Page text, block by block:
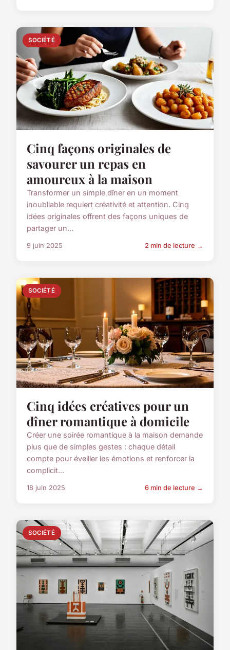
SOCIÉTÉ
Cinq façons originales de
savourer un repas en
amoureux à la maison
Transformer un simple dîner en un moment
inoubliable requiert créativité et attention. Cinq
idées originales offrent des façons uniques de
partager un...
9 juin 2025 2 min de lecture →
SOCIÉTÉ
Cinq idées créatives pour un
dîner romantique à domicile
Créer une soirée romantique à la maison demande
plus que de simples gestes : chaque détail
compte pour éveiller les émotions et renforcer la
complicit...
18 juin 2025 6 min de lecture →
SOCIÉTÉ